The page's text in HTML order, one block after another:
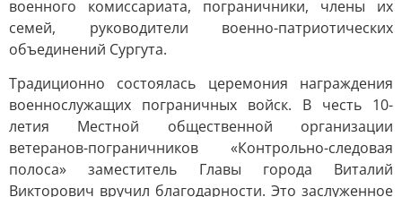
военного комиссариата, пограничники, члены их
семей, руководители военно-патриотических
объединений Сургута.
Традиционно состоялась церемония награждения
военнослужащих пограничных войск. В честь 10-
летия Местной общественной организации
ветеранов-пограничников «Контрольно-следовая
полоса» заместитель Главы города Виталий
Викторович вручил благодарности. Это заслуженное